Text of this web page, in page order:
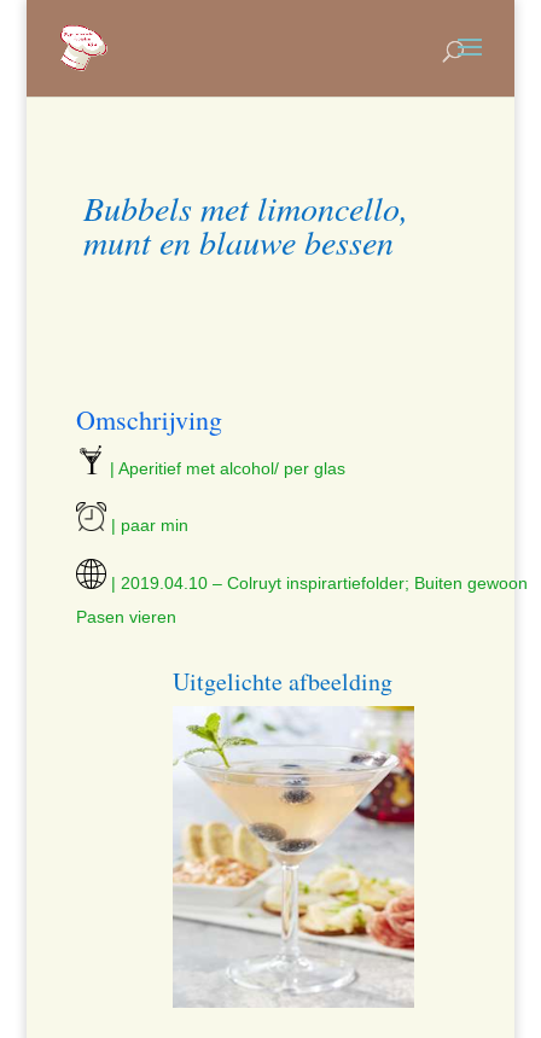
Bubbels met limoncello,
munt en blauwe bessen
Omschrijving
| Aperitief met alcohol/ per glas
| paar min
| 2019.04.10 – Colruyt inspirartiefolder; Buiten gewoon
Pasen vieren
Uitgelichte afbeelding